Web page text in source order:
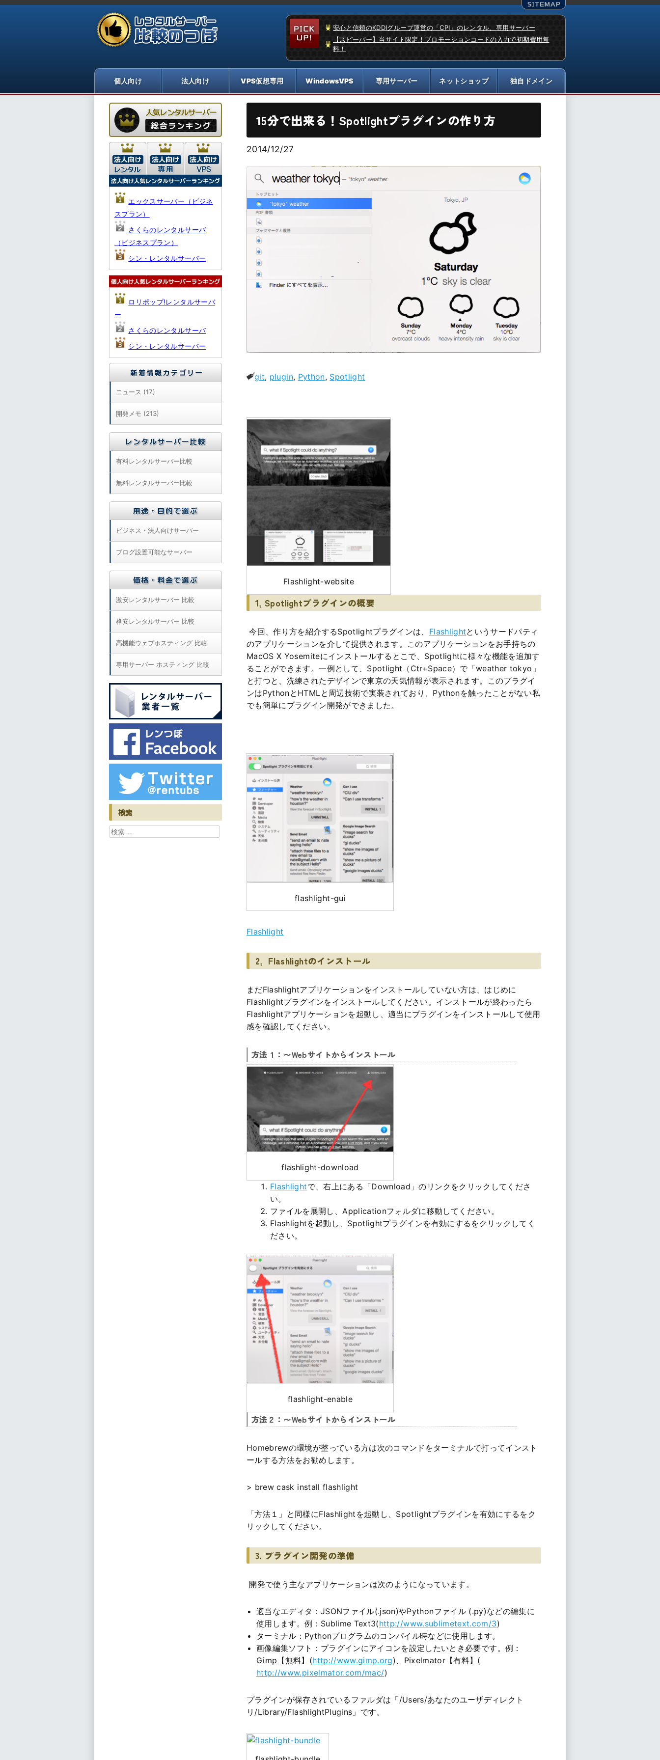
安心と信頼のKDDIグループ運営の「CPI」のレンタル、専用サーバー
【スピーバー】当サイト限定！プロモーションコードの入力で初期費用無
料！
15分で出来る！Spotlightプラグインの作り方
2014/12/27
git, plugin, Python, Spotlight
Flashlight-website
1, Spotlightプラグインの概要
今回、作り方を紹介するSpotlightプラグインは、 Flashlightというサードパティ
のアプリケーションを介して提供されます。このアプリケーションをお手持ちの
MacOS X Yosemiteにインストールするとこで、Spotlightに様々な機能を追加す
ることができます。一例として、Spotlight（Ctr+Space）で「weather tokyo」
と打つと、洗練されたデザインで東京の天気情報が表示されます。このプラグイ
ンはPythonとHTMLと周辺技術で実装されており、Pythonを触ったことがない私
でも簡単にプラグイン開発ができました。
flashlight-gui
Flashlight
2, Flashlightのインストール
まだFlashlightアプリケーションをインストールしていない方は、はじめに
Flashlightプラグインをインストールしてください。インストールが終わったら
Flashlightアプリケーションを起動し、適当にプラグインをインストールして使用
感を確認してください。
方法１：〜Webサイトからインストール
flashlight-download
Flashlightで、右上にある「Download」のリンクをクリックしてくださ
い。
ファイルを展開し、Applicationフォルダに移動してください。
Flashlightを起動し、Spotlightプラグインを有効にするをクリックしてく
ださい。
flashlight-enable
方法２：〜Webサイトからインストール
Homebrewの環境が整っている方は次のコマンドをターミナルで打ってインスト
ールする方法をお勧めします。
> brew cask install flashlight
「方法１」と同様にFlashlightを起動し、Spotlightプラグインを有効にするをク
リックしてください。
3. プラグイン開発の準備
開発で使う主なアプリケーションは次のようになっています。
適当なエディタ：JSONファイル(.json)やPythonファイル (.py)などの編集に
使用します。例：Sublime Text3(http://www.sublimetext.com/3)
ターミナル：Pythonプログラムのコンパイル時などに使用します。
画像編集ソフト：プラグインにアイコンを設定したいとき必要です。例：
Gimp【無料】(http://www.gimp.org)、Pixelmator【有料】(
http://www.pixelmator.com/mac/)
プラグインが保存されているファルダは「/Users/あなたのユーザディレクト
リ/Library/FlashlightPlugins」です。
エックスサーバー（ビジネ
スプラン）
さくらのレンタルサーバ
（ビジネスプラン）
シン・レンタルサーバー
ロリポップ!レンタルサーバ
ー
さくらのレンタルサーバ
シン・レンタルサーバー
ニュース (17)
開発メモ (213)
有料レンタルサーバー比較
無料レンタルサーバー比較
ビジネス・法人向けサーバー
ブログ設置可能なサーバー
激安レンタルサーバー 比較
格安レンタルサーバー 比較
高機能ウェブホスティング 比較
専用サーバー ホスティング 比較
検索
検索